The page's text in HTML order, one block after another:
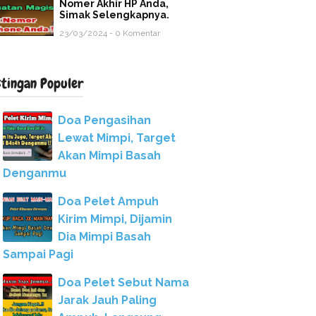
Nomer Akhir HP Anda,
Simak Selengkapnya.
23/03/2024 - 0 Komentar
Populer
Doa Pengasihan
Lewat Mimpi, Target
Akan Mimpi Basah
Denganmu
Doa Pelet Ampuh
Kirim Mimpi, Dijamin
Dia Mimpi Basah
Sampai Pagi
Doa Pelet Sebut Nama
Jarak Jauh Paling